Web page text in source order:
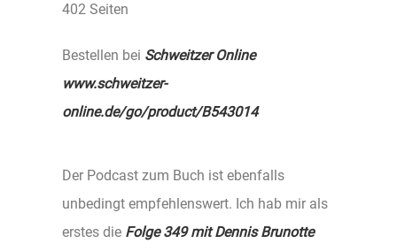
402 Seiten
Bestellen bei Schweitzer Online
www.schweitzer-
online.de/go/product/B543014
Der Podcast zum Buch ist ebenfalls
unbedingt empfehlenswert. Ich hab mir als
erstes die Folge 349 mit Dennis Brunotte